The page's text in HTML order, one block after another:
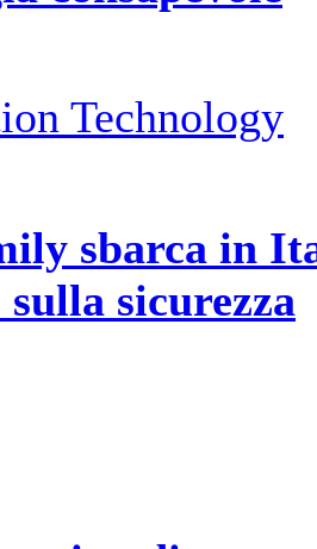
Technology
sbarca in
sicurezza